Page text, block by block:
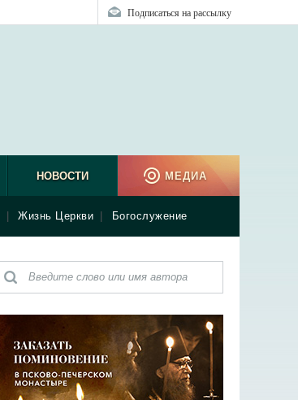
Подписаться на рассылку
Жизнь Церкви Богослужение
НОВОСТИ МЕДИА